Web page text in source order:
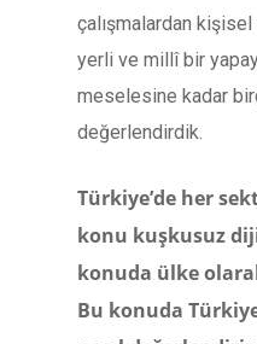
çalışmalardan
yerli ve millî bir
meselesine kadar
değerlendirdik.
Türkiye’de her
konu kuşkusuz
konuda ülke
Bu konuda